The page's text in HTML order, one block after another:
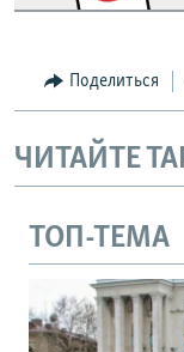
Поделиться
ЧИТАЙТЕ
ТОП-ТЕМА